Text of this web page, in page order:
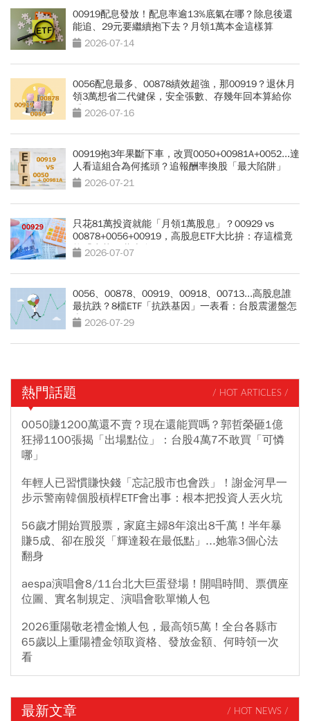
00919配息發放！配息率逾13%底氣在哪？除息後還
能追、29元要繼續抱下去？月領1萬本金這樣算
2026-07-14
0056配息最多、00878績效超強，那00919？退休月
領3萬想省二代健保，安全張數、存幾年回本算給你
看 2026-07-16
00919抱3年果斷下車，改買0050+00981A+0052...達
人看這組合為何搖頭？追報酬率換股「最大陷阱」
2026-07-21
只花81萬投資就能「月領1萬股息」？00929 vs
00878+0056+00919，高股息ETF大比拚：存這檔竟
能「少花30萬本金」
2026-07-07
0056、00878、00919、00918、00713...高股息誰
最抗跌？8檔ETF「抗跌基因」一表看：台股震盪盤怎
麼買？
2026-07-29
熱門話題 / HOT ARTICLES /
0050賺1200萬還不賣？現在還能買嗎？郭哲榮砸1億
狂掃1100張揭「出場點位」：台股4萬7不敢買「可憐
哪」
年輕人已習慣賺快錢「忘記股市也會跌」！謝金河早一
步示警南韓個股槓桿ETF會出事：根本把投資人丟火坑
56歲才開始買股票，家庭主婦8年滾出8千萬！半年暴
賺5成、卻在股災「輝達殺在最低點」...她靠3個心法
翻身
aespa演唱會8/11台北大巨蛋登場！開唱時間、票價座
位圖、實名制規定、演唱會歌單懶人包
2026重陽敬老禮金懶人包，最高領5萬！全台各縣市
65歲以上重陽禮金領取資格、發放金額、何時領一次
看
最新文章 / HOT NEWS /